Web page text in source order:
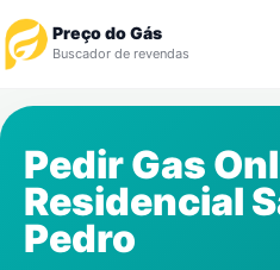
Preço do Gás
Buscador de revendas
Revendedor
Notícias
Pedir Gas
Residencial
Pedro